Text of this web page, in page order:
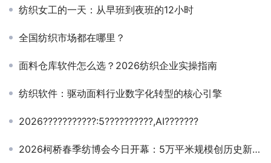
纺织女工的一天：从早班到夜班的12小时
全国纺织市场都在哪里？
面料仓库软件怎么选？2026纺织企业实操指南
纺织软件：驱动面料行业数字化转型的核心引擎
2026???????????:5??????????,AI???????
2026柯桥春季纺博会今日开幕：5万平米规模创历史新高，AI智能体”小布”亮相